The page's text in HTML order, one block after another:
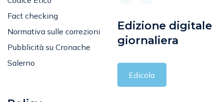
Fact checking
Normativa sulle correzioni
Pubblicità su Cronache
Salerno
Edizione digitale
giornaliera
Edicola